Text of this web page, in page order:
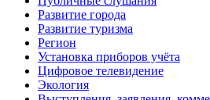
Развитие города
Развитие туризма
Регион
Установка приборов учёта
Цифровое телевидение
Экология